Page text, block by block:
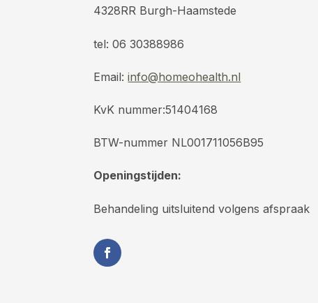
4328RR Burgh-Haamstede
tel: 06 30388986
Email:info@homeohealth.nl
KvK nummer:51404168
BTW-nummer NL001711056B95
Openingstijden:
Behandeling uitsluitend volgens afspraak